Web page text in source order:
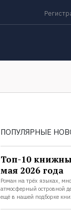
ПОПУЛЯРНЫЕ
Топ-10
мая 2026 года
Роман на трёх языках,
атмосферный островной
ещё в нашей подборке